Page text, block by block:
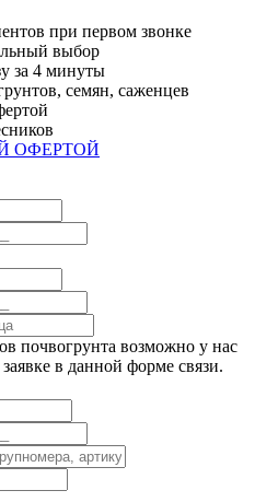
при первом звонке
выбор
за 4 минуты
семян, саженцев
ОФЕРТОЙ
почвогрунта возможно у нас
в данной форме связи.